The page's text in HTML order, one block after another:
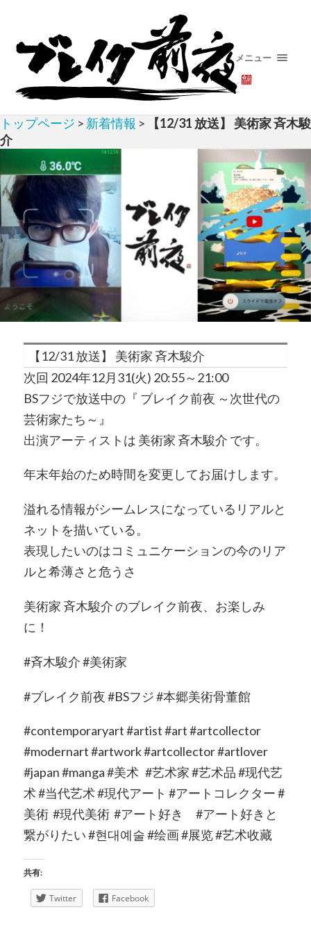
メニュー
トップページ > 新着情報 >
【12/31 放送】 美術家 斉木駿
介
【12/31 放送】 美術家 斉木駿介
次回 2024年12月31(火) 20:55～21:00
BSフジで放送中の『 ブレイク前夜 ～次世代の
芸術家たち～』
出演アーティストは 美術家 斉木駿介 です。
年末年始のため時間を変更してお届けします。
溢れる情報がシームレスになっているリアルと
ネットを描いている。
表現したいのはコミュニケーションの今のリア
ルと希薄さと危うさ
美術家 斉木駿介 のブレイク前夜、お楽しみ
に！
#斉木駿介 #美術家
#ブレイク前夜 #BSフジ #本郷美術骨董館
#contemporaryart #artist #art #artcollector
#modernart #artwork #artcollector #artlover
#japan #manga #美术 #艺术家 #艺术品 #现代艺
术 #当代艺术 #現代アート #アートコレクター #
美術 #現代美術 #アート好き #アート好きと
繋がりたい #현대예술 #绘画 #展览 #艺术收藏
共有:
Twitter Facebook